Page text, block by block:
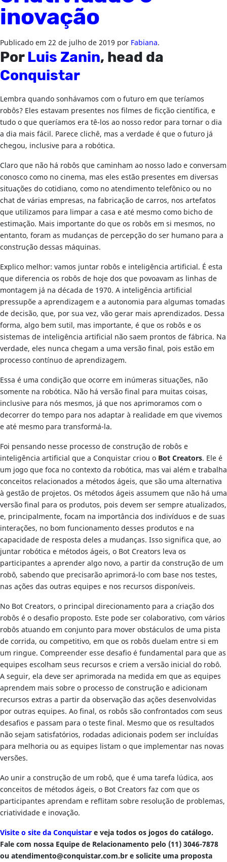
inovação
Publicado em 22 de julho de 2019 por Fabiana.
Por Luis Zanin, head da
Conquistar
Lembra quando sonhávamos com o futuro em que teríamos
robôs? Eles estavam presentes nos filmes de ficção científica, e
tudo o que queríamos era tê-los ao nosso redor para tornar o dia
a dia mais fácil. Parece clichê, mas a verdade é que o futuro já
chegou, inclusive para a robótica.
Claro que não há robôs que caminham ao nosso lado e conversam
conosco como no cinema, mas eles estão presentes em diversas
situações do cotidiano, como no atendimento telefônico ou no
chat de várias empresas, na fabricação de carros, nos artefatos
que utilizamos para limpar a casa e até mesmo como bicho de
estimação. Mais importante do que os robôs em si mesmos, no
entanto, foram as mudanças de percepção do ser humano para a
construção dessas máquinas.
Explico melhor: vamos juntar robôs e inteligência artificial. É esta
que diferencia os robôs de hoje dos que povoavam as linhas de
montagem já na década de 1970. A inteligência artificial
pressupõe a aprendizagem e a autonomia para algumas tomadas
de decisão, que, por sua vez, vão gerar mais aprendizados. Dessa
forma, algo bem sutil, mas importante, é que os robôs e os
sistemas de inteligência artificial não saem prontos de fábrica. Na
verdade, eles nunca chegam a uma versão final, pois estão em
processo contínuo de aprendizagem.
Essa é uma condição que ocorre em inúmeras situações, não
somente na robótica. Não há versão final para muitas coisas,
inclusive para nós mesmos, já que nos aprimoramos com o
decorrer do tempo para nos adaptar à realidade em que vivemos
e até mesmo para transformá-la.
Foi pensando nesse processo de construção de robôs e
inteligência artificial que a Conquistar criou o Bot Creators. Ele é
um jogo que foca no contexto da robótica, mas vai além e trabalha
conceitos relacionados a métodos ágeis, que são uma alternativa
à gestão de projetos. Os métodos ágeis assumem que não há uma
versão final para os produtos, pois devem ser sempre atualizados,
e, principalmente, focam na importância dos indivíduos e de suas
interações, no bom funcionamento desses produtos e na
capacidade de resposta deles a mudanças. Isso significa que, ao
juntar robótica e métodos ágeis, o Bot Creators leva os
participantes a aprender algo novo, a partir da construção de um
robô, sabendo que precisarão aprimorá-lo com base nos testes,
nas ações das outras equipes e nos recursos disponíveis.
No Bot Creators, o principal direcionamento para a criação dos
robôs é o desafio proposto. Este pode ser colaborativo, com vários
robôs atuando em conjunto para mover obstáculos de uma pista
de corrida, ou competitivo, em que os robôs duelam entre si em
um ringue. Compreender esse desafio é fundamental para que as
equipes escolham seus recursos e criem a versão inicial do robô.
A seguir, ela deve ser aprimorada na medida em que as equipes
aprendem mais sobre o processo de construção e adicionam
recursos extras a partir da observação das ações desenvolvidas
por outras equipes. Ao final, os robôs são confrontados com seus
desafios e passam para o teste final. Mesmo que os resultados
não sejam satisfatórios, rodadas adicionais podem ser incluídas
para melhoria ou as equipes listam o que implementar nas novas
versões.
Ao unir a construção de um robô, que é uma tarefa lúdica, aos
conceitos de métodos ágeis, o Bot Creators faz com que os
participantes aprendam e reflitam sobre resolução de problemas,
criatividade e inovação.
Visite o site da Conquistare veja todos os jogos do catálogo.
Fale com nossa Equipe de Relacionamento pelo (11) 3046-7878
ouatendimento@conquistar.com.bre solicite uma proposta